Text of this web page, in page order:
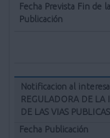
Notificacion al
REGULADORA DE LA
DE LAS VIAS